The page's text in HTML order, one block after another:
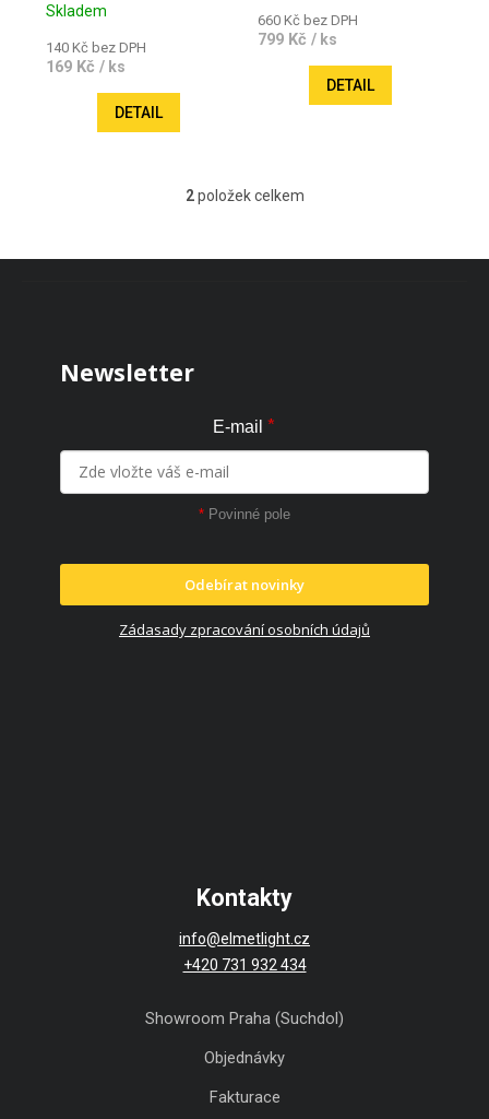
Skladem
140 Kč bez DPH
169 Kč / ks
DETAIL
660 Kč bez DPH
799 Kč / ks
DETAIL
Ovládací prvky výpisu
2položek celkem
Newsletter
E-mail *
* Povinné pole
Odebírat novinky
Zádasady zpracování osobních údajů
Kontakty
info@elmetlight.cz
+420 731 932 434
Showroom Praha (Suchdol)
Objednávky
Fakturace